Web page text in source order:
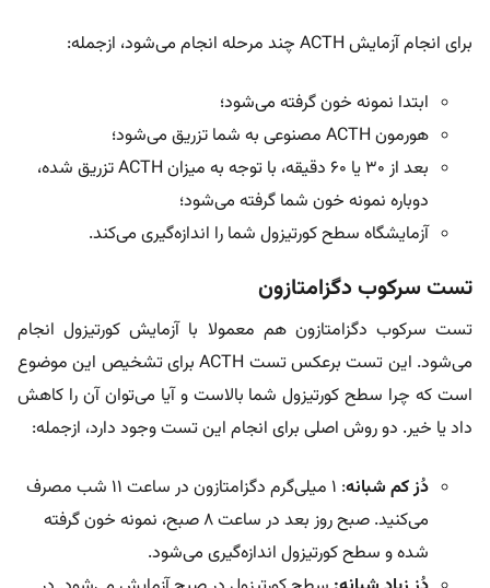
برای انجام آزمایش ACTH چند مرحله انجام می‌‌شود، ازجمله:
ابتدا نمونه خون گرفته می‌شود؛
هورمون ACTH مصنوعی به شما تزریق می‌شود؛
بعد از ۳۰ یا ۶۰ دقیقه، با توجه به میزان ACTH تزریق شده،
دوباره نمونه خون شما گرفته می‌شود؛
آزمایشگاه سطح کورتیزول شما را اندازه‌گیری می‌کند.
تست سرکوب دگزامتازون
تست سرکوب دگزامتازون هم معمولا با آزمایش کورتیزول انجام
می‌شود. این تست برعکس تست ACTH برای تشخیص این موضوع
است که چرا سطح کورتیزول شما بالاست و آیا می‌توان آن را کاهش
داد یا خیر. دو روش اصلی برای انجام این تست وجود دارد، ازجمله:
دُز کم شبانه
: ۱ میلی‌گرم دگزامتازون در ساعت ۱۱ شب مصرف
می‌کنید. صبح روز بعد در ساعت ۸ صبح، نمونه خون گرفته
شده و سطح کورتیزول اندازه‌گیری می‌شود.